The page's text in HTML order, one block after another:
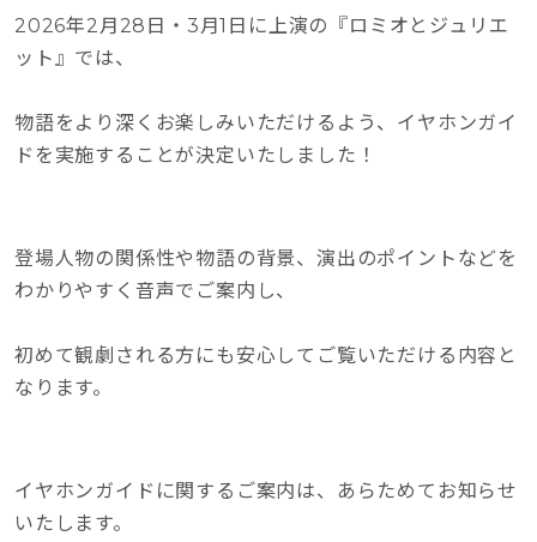
2026年2月28日・3月1日に上演の『ロミオとジュリエ
ット』では、
物語をより深くお楽しみいただけるよう、イヤホンガイ
ドを実施することが決定いたしました！
登場人物の関係性や物語の背景、演出のポイントなどを
わかりやすく音声でご案内し、
初めて観劇される方にも安心してご覧いただける内容と
なります。
イヤホンガイドに関するご案内は、あらためてお知らせ
いたします。